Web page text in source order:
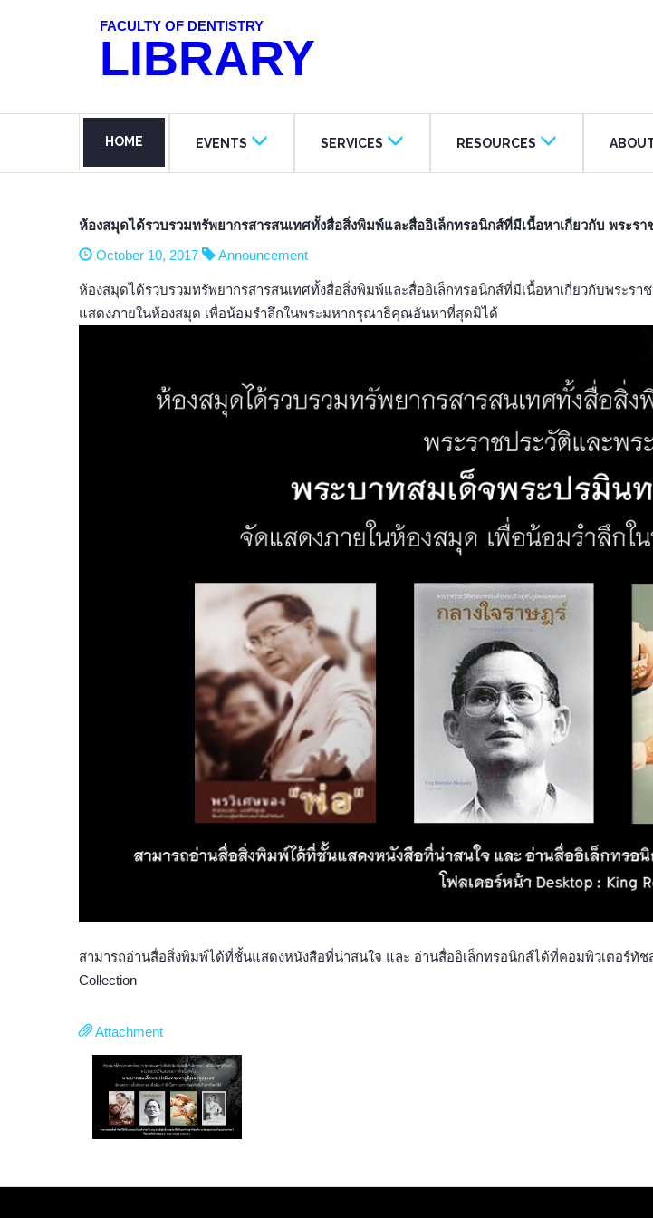
FACULTY OF DENTISTRY
LIBRARY
HOME EVENTS SERVICES RESOURCES
ห้องสมุดได้รวบรวมทรัพยากรสารสนเทศทั้งสื่อสิ่งพิมพ์และสื่ออิเล็กทรอนิกส์ที่มีเนื้อหาเกี่ยวกับ พระ
October 10, 2017
Announcement
ห้องสมุดได้รวบรวมทรัพยากรสารสนเทศทั้งสื่อสิ่งพิมพ์และสื่ออิเล็กทรอนิกส์ที่มีเนื้อหาเกี่ยวกับพระร
แสดงภายในห้องสมุด เพื่อน้อมรำลึกในพระมหากรุณาธิคุณอันหาที่สุดมิได้
สามารถอ่านสื่อสิ่งพิมพ์ได้ที่ชั้นแสดงหนังสือที่น่าสนใจ และ อ่านสื่ออิเล็กทรอนิกส์ได้ที่คอมพิวเตอร์
Collection
Attachment